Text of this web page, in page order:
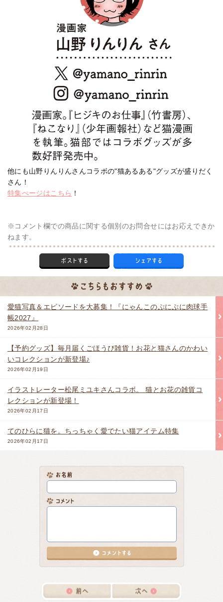
他にも山野りんりんさんコラボの"猫あるある"グッズが盛りだく
さん！
特集ぺージはこちら ！
※コメント欄での商品に関する個別のお問合せにはお応えできか
ねます。
愛猫写真＆エピソードを大募集！『にゃんこのぷにぷに肉球手
帳2027』
2026年02月28日
【予約グッズ】毎月届くごほうび雑貨！お花と猫さんのかわい
いコレクションが新登場♪
2026年02月19日
イラストレーター松尾ミユキさんコラボ。 猫とお花の雑貨コ
レクションが新登場！
2026年02月17日
てのひらに猫を。ちっちゃく愛でたい猫アイテム特集
2026年02月17日